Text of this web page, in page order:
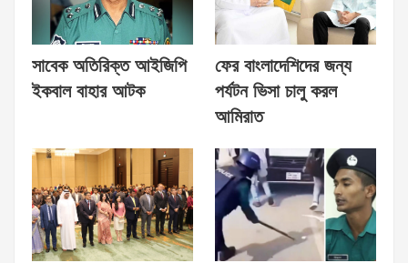
সাবেক অতিরিক্ত আইজিপি
ইকবাল বাহার আটক
ফের বাংলাদেশিদের জন্য
পর্যটন ভিসা চালু করল
আমিরাত